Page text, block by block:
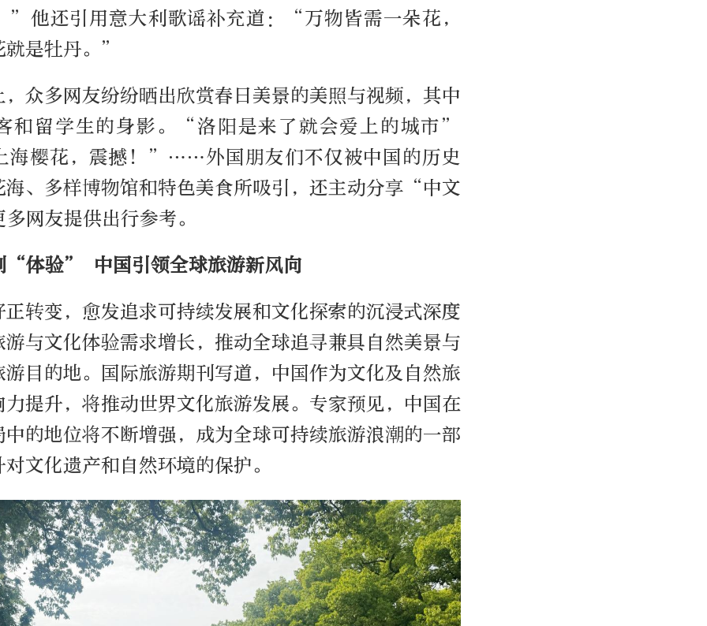
”他还引用意大利歌谣补充道：“万物皆需一朵花，
是牡丹。”
众多网友纷纷晒出欣赏春日美景的美照与视频，其中
和留学生的身影。“洛阳是来了就会爱上的城市”
海樱花，震撼！”……外国朋友们不仅被中国的历史
海、多样博物馆和特色美食所吸引，还主动分享“中文
网友提供出行参考。
体验” 中国引领全球旅游新风向
转变，愈发追求可持续发展和文化探索的沉浸式深度
与文化体验需求增长，推动全球追寻兼具自然美景与
目的地。国际旅游期刊写道，中国作为文化及自然旅
提升，将推动世界文化旅游发展。专家预见，中国在
的地位将不断增强，成为全球可持续旅游浪潮的一部
文化遗产和自然环境的保护。